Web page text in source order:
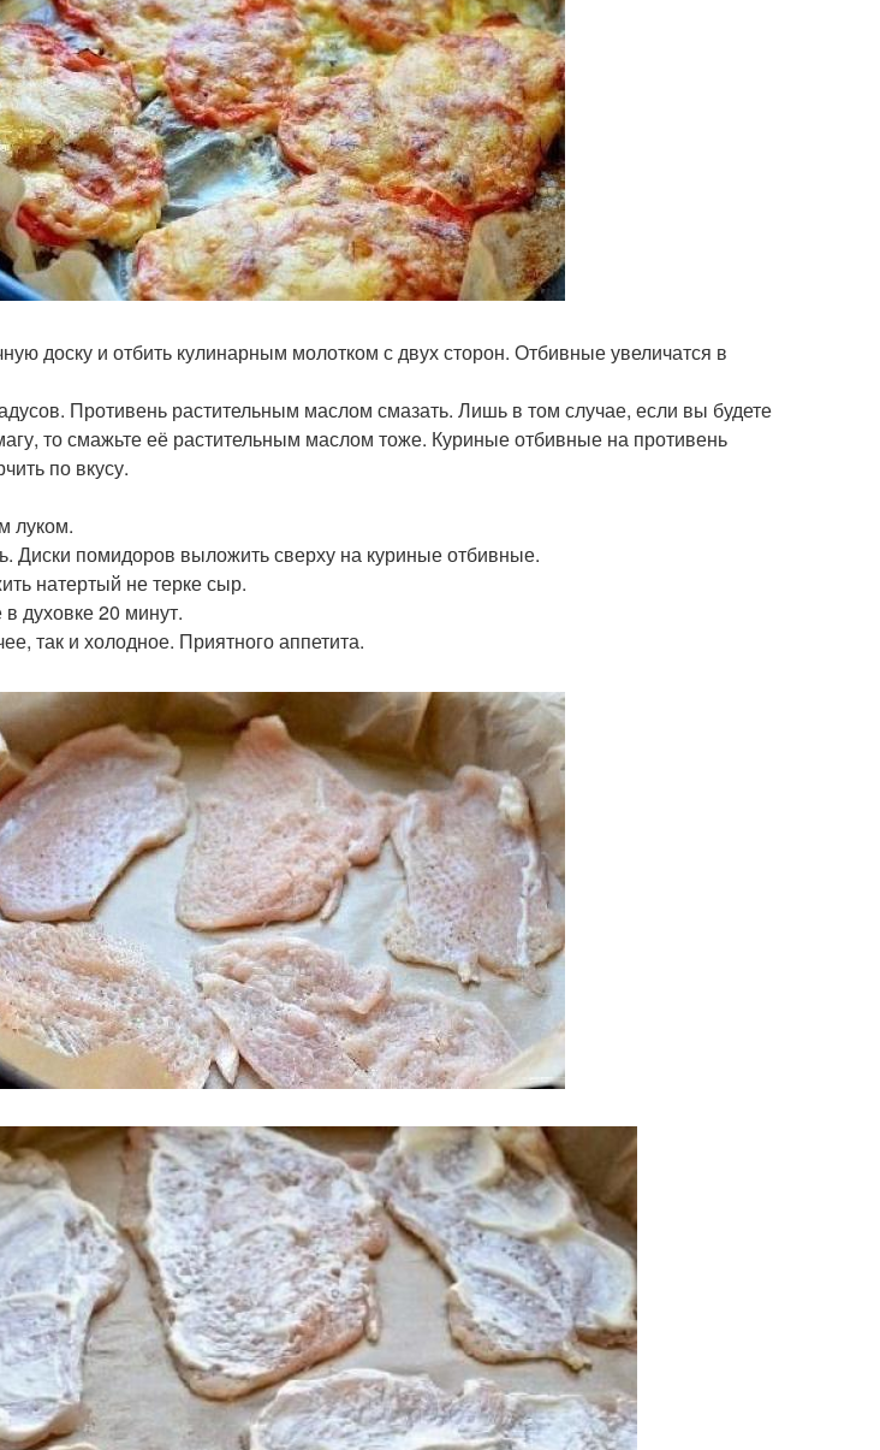
доску и отбить кулинарным молотком с двух сторон. Отбивные увеличатся в
Противень растительным маслом смазать. Лишь в том случае, если вы будете
то смажьте её растительным маслом тоже. Куриные отбивные на противень
по вкусу.
луком.
Диски помидоров выложить сверху на куриные отбивные.
натертый не терке сыр.
духовке 20 минут.
так и холодное. Приятного аппетита.